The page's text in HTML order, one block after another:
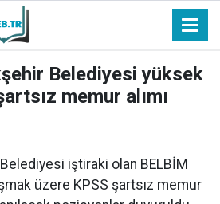
Belediyesi yüksek
memur alımı
iştiraki olan BELBİM
üzere KPSS şartsız memur